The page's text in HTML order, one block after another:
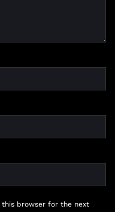
this browser for the next